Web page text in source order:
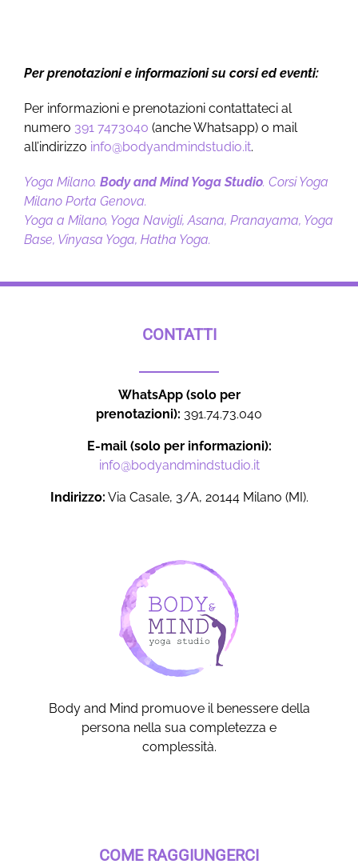
Per prenotazioni e informazioni su corsi ed eventi:
Per informazioni e prenotazioni contattateci al
numero 391 7473040 (anche Whatsapp) o mail
all’indirizzo info@bodyandmindstudio.it.
Yoga Milano. Body and Mind Yoga Studio. Corsi Yoga
Milano Porta Genova.
Yoga a Milano, Yoga Navigli, Asana, Pranayama, Yoga
Base, Vinyasa Yoga, Hatha Yoga.
CONTATTI
WhatsApp (solo per
prenotazioni): 391.74.73.040
E-mail (solo per informazioni):
info@bodyandmindstudio.it
Indirizzo: Via Casale, 3/A, 20144 Milano (MI).
Body and Mind promuove il benessere della
persona nella sua completezza e
complessità.
COME RAGGIUNGERCI